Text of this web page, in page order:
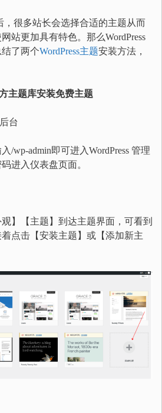
，很多站长会选择合适的主题从而
站更加具有特色。那么WordPress
了两个WordPress主题安装方法，
主题库安装免费主题
台
/wp-admin即可进入WordPress 管理
进入仪表盘页面。
】【主题】到达主题界面，可看到
点击【安装主题】或【添加新主